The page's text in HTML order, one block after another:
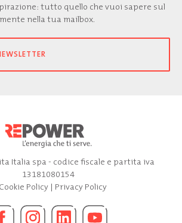
tutto quello che vuoi sapere sul
nella tua mailbox.
Italia spa - codice fiscale e partita iva
13181080154
Cookie Policy| Privacy Policy